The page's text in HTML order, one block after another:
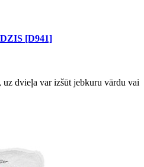
[D941]
dvieļa var izšūt jebkuru vārdu vai